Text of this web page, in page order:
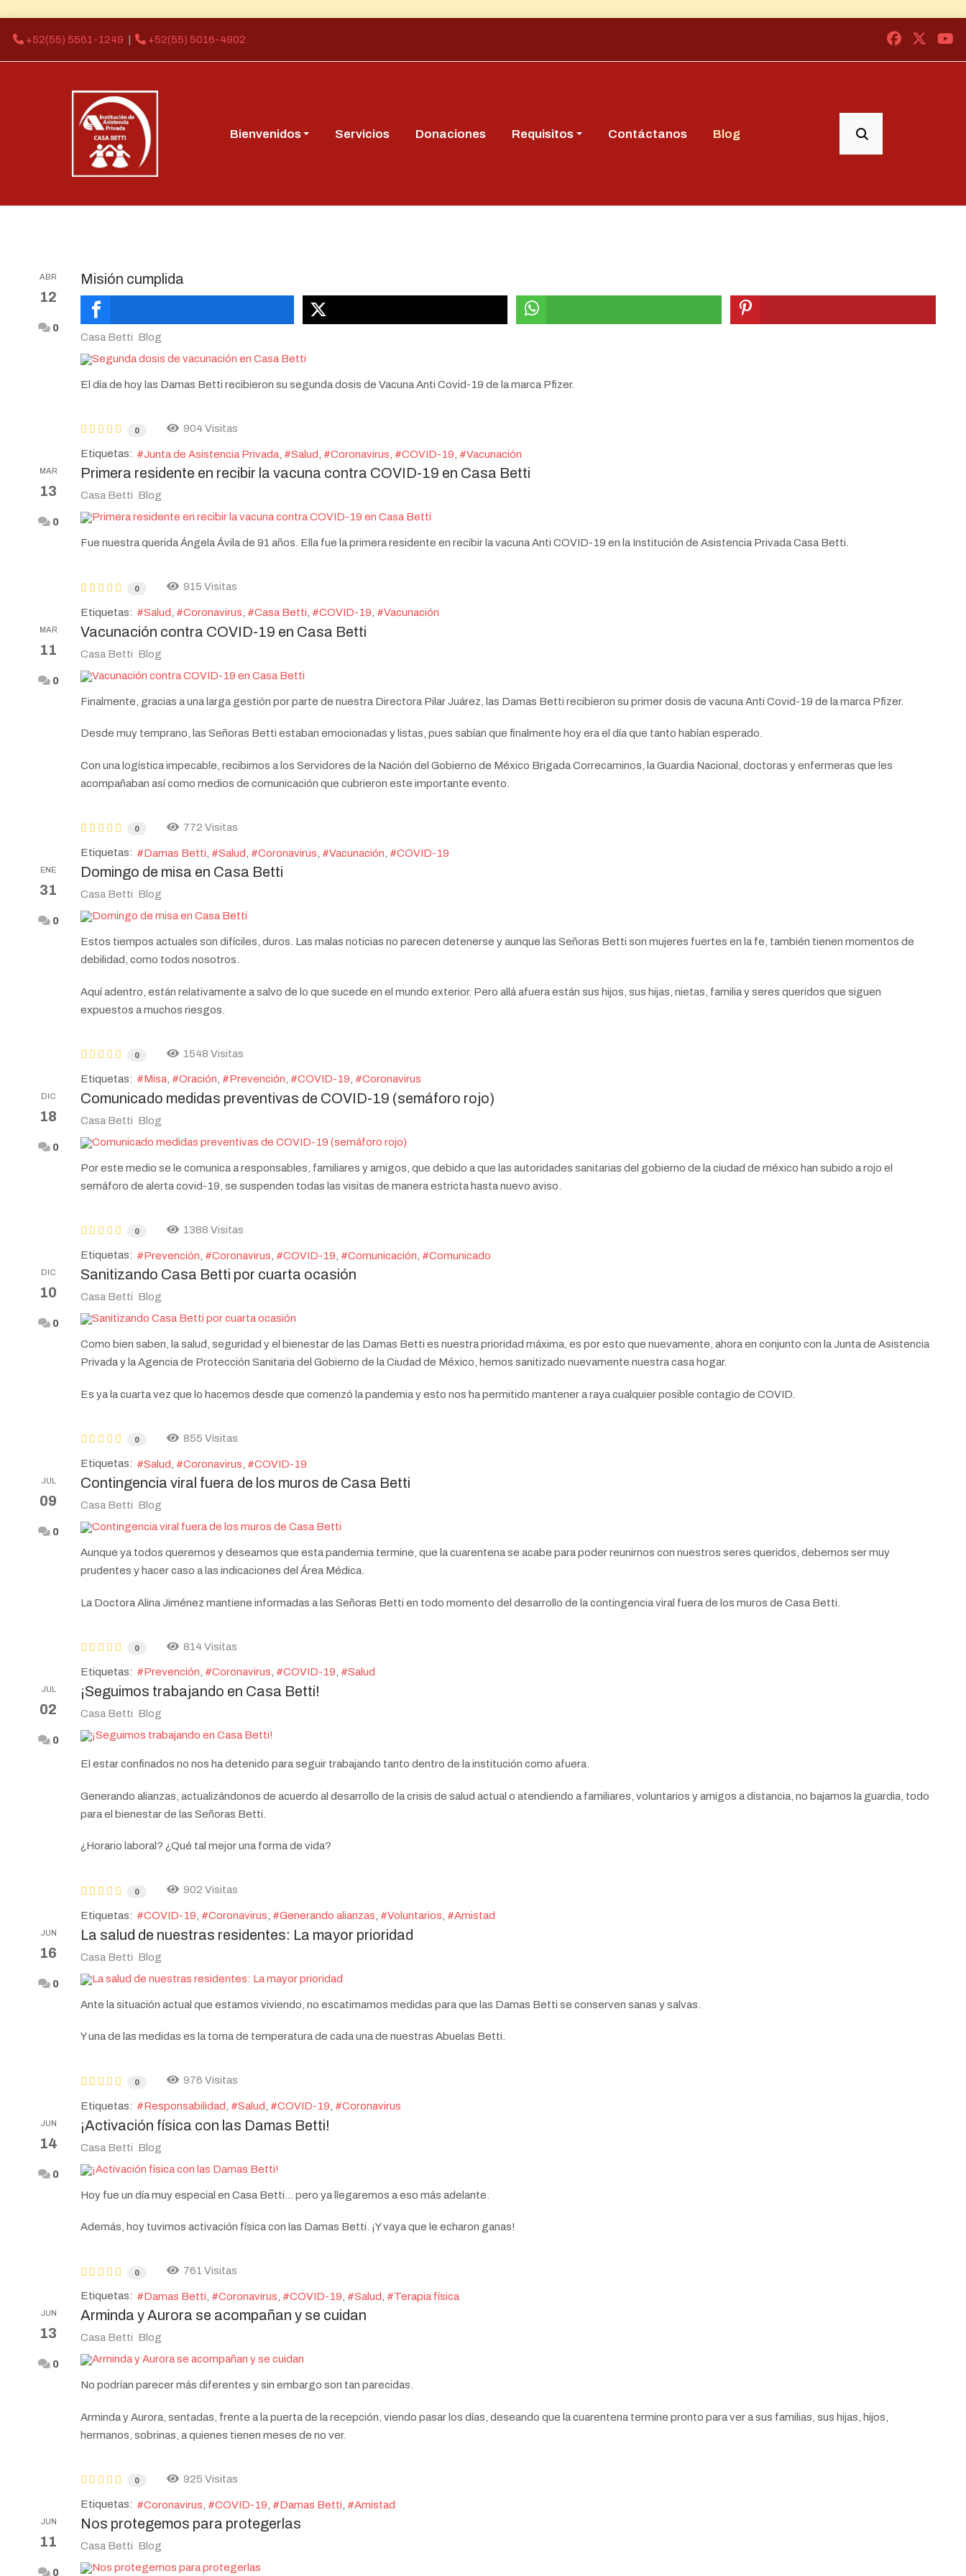
+52(55) 5561-1249 | +52(55) 5016-4902
Bienvenidos Servicios Donaciones Requisitos Contáctanos Blog
ABR
12
0
Misión cumplida
Casa Betti Blog
El día de hoy las Damas Betti recibieron su segunda dosis de Vacuna Anti Covid-19 de la marca Pfizer.
0 904 Visitas
Etiquetas: Junta de Asistencia Privada Salud Coronavirus COVID-19 Vacunación
MAR
13
0
Primera residente en recibir la vacuna contra COVID-19 en Casa Betti
Casa Betti Blog
Fue nuestra querida Ángela Ávila de 91 años. Ella fue la primera residente en recibir la vacuna Anti COVID-19 en la Institución de Asistencia Privada Casa Betti.
0 915 Visitas
Etiquetas: Salud Coronavirus Casa Betti COVID-19 Vacunación
MAR
11
0
Vacunación contra COVID-19 en Casa Betti
Casa Betti Blog
Finalmente, gracias a una larga gestión por parte de nuestra Directora Pilar Juárez, las Damas Betti recibieron su primer dosis de vacuna Anti Covid-19 de la marca Pfizer.
Desde muy temprano, las Señoras Betti estaban emocionadas y listas, pues sabían que finalmente hoy era el día que tanto habían esperado.
Con una logística impecable, recibimos a los Servidores de la Nación del Gobierno de México Brigada Correcaminos, la Guardia Nacional, doctoras y enfermeras que les
acompañaban así como medios de comunicación que cubrieron este importante evento.
0 772 Visitas
Etiquetas: Damas Betti Salud Coronavirus Vacunación COVID-19
ENE
31
0
Domingo de misa en Casa Betti
Casa Betti Blog
Estos tiempos actuales son difíciles, duros. Las malas noticias no parecen detenerse y aunque las Señoras Betti son mujeres fuertes en la fe, también tienen momentos de
debilidad, como todos nosotros.
Aquí adentro, están relativamente a salvo de lo que sucede en el mundo exterior. Pero allá afuera están sus hijos, sus hijas, nietas, familia y seres queridos que siguen
expuestos a muchos riesgos.
0 1548 Visitas
Etiquetas: Misa Oración Prevención COVID-19 Coronavirus
DIC
18
0
Comunicado medidas preventivas de COVID-19 (semáforo rojo)
Casa Betti Blog
Por este medio se le comunica a responsables, familiares y amigos, que debido a que las autoridades sanitarias del gobierno de la ciudad de méxico han subido a rojo el
semáforo de alerta covid-19, se suspenden todas las visitas de manera estricta hasta nuevo aviso.
0 1388 Visitas
Etiquetas: Prevención Coronavirus COVID-19 Comunicación Comunicado
DIC
10
0
Sanitizando Casa Betti por cuarta ocasión
Casa Betti Blog
Como bien saben, la salud, seguridad y el bienestar de las Damas Betti es nuestra prioridad máxima, es por esto que nuevamente, ahora en conjunto con la Junta de Asistencia
Privada y la Agencia de Protección Sanitaria del Gobierno de la Ciudad de México, hemos sanitizado nuevamente nuestra casa hogar.
Es ya la cuarta vez que lo hacemos desde que comenzó la pandemia y esto nos ha permitido mantener a raya cualquier posible contagio de COVID.
0 855 Visitas
Etiquetas: Salud Coronavirus COVID-19
JUL
09
0
Contingencia viral fuera de los muros de Casa Betti
Casa Betti Blog
Aunque ya todos queremos y deseamos que esta pandemia termine, que la cuarentena se acabe para poder reunirnos con nuestros seres queridos, debemos ser muy
prudentes y hacer caso a las indicaciones del Área Médica.
La Doctora Alina Jiménez mantiene informadas a las Señoras Betti en todo momento del desarrollo de la contingencia viral fuera de los muros de Casa Betti.
0 814 Visitas
Etiquetas: Prevención Coronavirus COVID-19 Salud
JUL
02
0
¡Seguimos trabajando en Casa Betti!
Casa Betti Blog
El estar confinados no nos ha detenido para seguir trabajando tanto dentro de la institución como afuera.
Generando alianzas, actualizándonos de acuerdo al desarrollo de la crisis de salud actual o atendiendo a familiares, voluntarios y amigos a distancia, no bajamos la guardia, todo
para el bienestar de las Señoras Betti.
¿Horario laboral? ¿Qué tal mejor una forma de vida?
0 902 Visitas
Etiquetas: COVID-19 Coronavirus Generando alianzas Voluntarios Amistad
JUN
16
0
La salud de nuestras residentes: La mayor prioridad
Casa Betti Blog
Ante la situación actual que estamos viviendo, no escatimamos medidas para que las Damas Betti se conserven sanas y salvas.
Y una de las medidas es la toma de temperatura de cada una de nuestras Abuelas Betti.
0 976 Visitas
Etiquetas: Responsabilidad Salud COVID-19 Coronavirus
JUN
14
0
¡Activación física con las Damas Betti!
Casa Betti Blog
Hoy fue un día muy especial en Casa Betti... pero ya llegaremos a eso más adelante.
Además, hoy tuvimos activación física con las Damas Betti. ¡Y vaya que le echaron ganas!
0 761 Visitas
Etiquetas: Damas Betti Coronavirus COVID-19 Salud Terapia física
JUN
13
0
Arminda y Aurora se acompañan y se cuidan
Casa Betti Blog
No podrían parecer más diferentes y sin embargo son tan parecidas.
Arminda y Aurora, sentadas, frente a la puerta de la recepción, viendo pasar los días, deseando que la cuarentena termine pronto para ver a sus familias, sus hijas, hijos,
hermanos, sobrinas, a quienes tienen meses de no ver.
0 925 Visitas
Etiquetas: Coronavirus COVID-19 Damas Betti Amistad
JUN
11
0
Nos protegemos para protegerlas
Casa Betti Blog